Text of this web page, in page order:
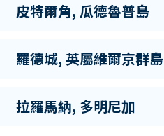
皮特爾角, 瓜德魯普島
羅德城, 英屬維爾京群島
拉羅馬納, 多明尼加